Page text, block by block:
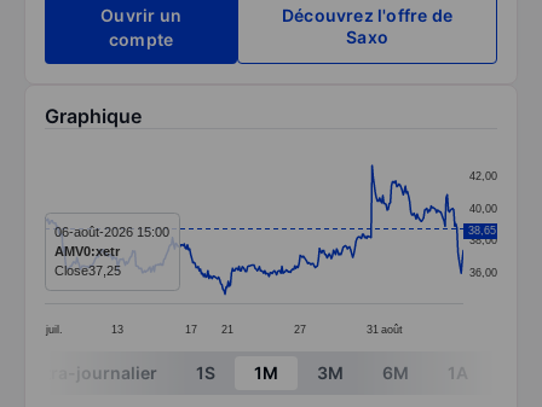
Ouvrir un
compte
Découvrez l'offre de
Saxo
Graphique
The chart has 1 X axis displaying categories.
The chart has 1 Y axis displaying values. Data
juil. 13 17 21 27 31 août
36,00
38,00
40,00
42,00
38,65
06-août-2026 15:00
AMV0:xetr
Close37,25
End of interactive chart.
Intra-journalier 1S 1M 3M 6M 1A